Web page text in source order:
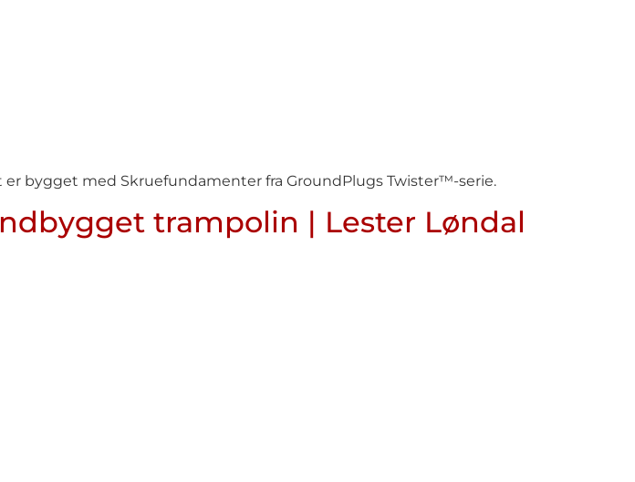
bygget med Skruefundamenter fra GroundPlugs Twister™-serie.
trampolin | Lester Løndal